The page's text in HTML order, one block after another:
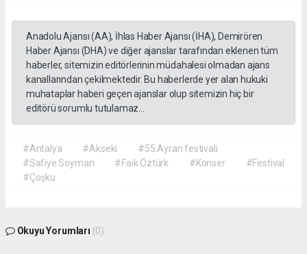
Anadolu Ajansı (AA), İhlas Haber Ajansı (İHA), Demirören
Haber Ajansı (DHA) ve diğer ajanslar tarafından eklenen tüm
haberler, sitemizin editörlerinin müdahalesi olmadan ajans
kanallarından çekilmektedir. Bu haberlerde yer alan hukuki
muhataplar haberi geçen ajanslar olup sitemizin hiç bir
editörü sorumlu tutulamaz...
#Antalya #Akseki
#55.Ayran festivali
#Safiye Soyman
#Faik Öztürk #Konser
#Festival
#Çoşku
Okuyu Yorumları (0)